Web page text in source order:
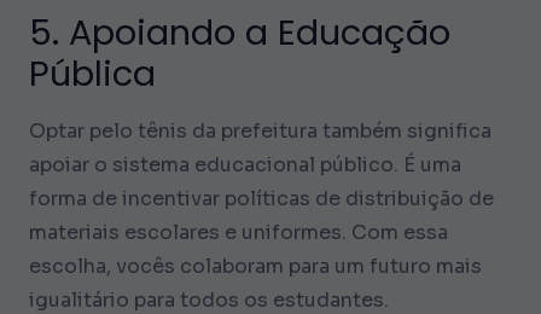
5. Apoiando a Educação
Pública
Optar pelo tênis da prefeitura também significa
apoiar o sistema educacional público. É uma
forma de incentivar políticas de distribuição de
materiais escolares e uniformes. Com essa
escolha, vocês colaboram para um futuro mais
igualitário para todos os estudantes.